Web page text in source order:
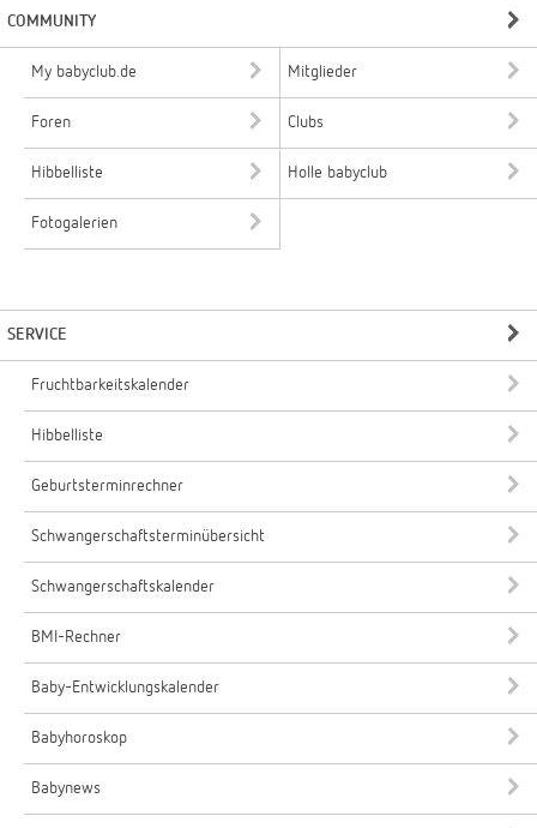
COMMUNITY
My babyclub.de Mitglieder
Foren Clubs
Hibbelliste Holle babyclub
Fotogalerien
SERVICE
Fruchtbarkeitskalender
Hibbelliste
Geburtsterminrechner
Schwangerschaftsterminübersicht
Schwangerschaftskalender
BMI-Rechner
Baby-Entwicklungskalender
Babyhoroskop
Babynews